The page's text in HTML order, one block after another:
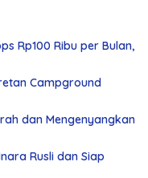
Rp100 Ribu per Bulan,
Campground
dan Mengenyangkan
Rusli dan Siap